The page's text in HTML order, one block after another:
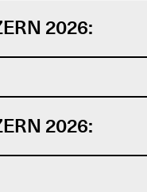
2026:
2026: